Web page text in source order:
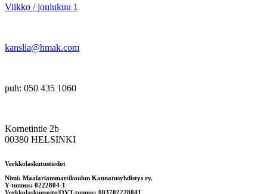
Viikko / joulukuu 1
kanslia@hmak.com
puh: 050 435 1060
Kornetintie 2b
00380 HELSINKI
Verkkolaskutustiedot
Nimi: Maalariammattikoulun Kannatusyhdistys ry.
Y-tunnus: 0222804-1
Verkkolaskuosoite/OVT-tunnus: 003702228041